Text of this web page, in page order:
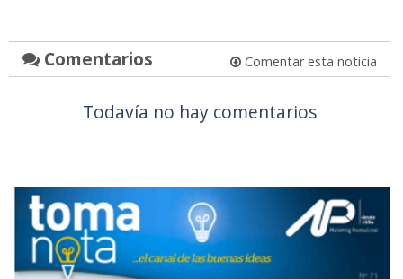
Comentarios Comentar esta noticia
Todavía no hay comentarios